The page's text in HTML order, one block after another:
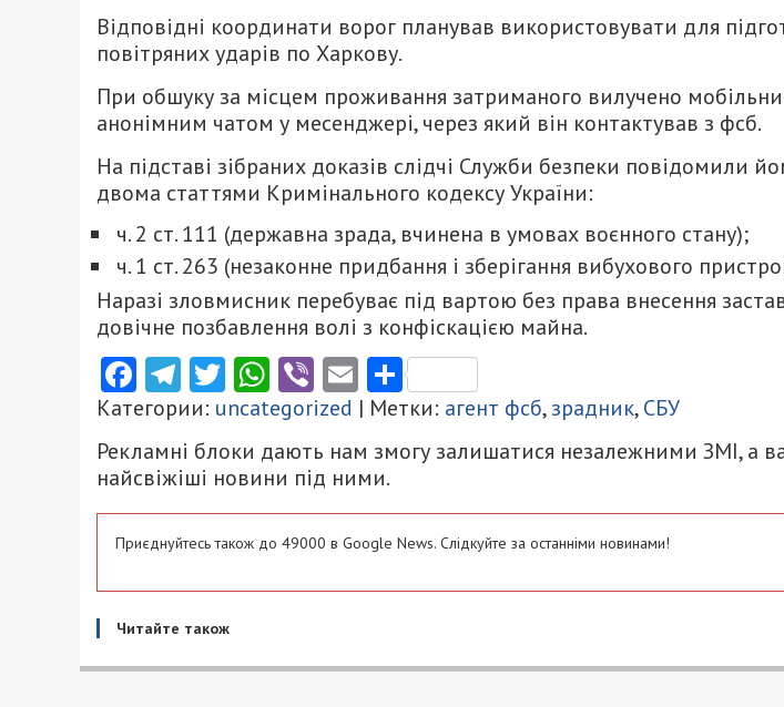
Відповідні координати ворог планував використовувати для
повітряних ударів по Харкову.
При обшуку за місцем проживання затриманого вилучено
анонімним чатом у месенджері, через який він контактував з фсб.
На підставі зібраних доказів слідчі Служби безпеки повідомили
двома статтями Кримінального кодексу України:
ч. 2 ст. 111 (державна зрада, вчинена в умовах воєнного стану);
ч. 1 ст. 263 (незаконне придбання і зберігання вибухового
Наразі зловмисник перебуває під вартою без права внесення
довічне позбавлення волі з конфіскацією майна.
Facebook
Telegram
Twitter
WhatsApp
ViberEmailПоділитися
Категории: uncategorized | Метки: агент фсб,зрадник,СБУ
Рекламні блоки дають нам змогу залишатися незалежними ЗМІ, а
найсвіжіші новини під ними.
Приєднуйтесь також до 49000 в Google News. Слідкуйте за останніми новинами!
Читайте також